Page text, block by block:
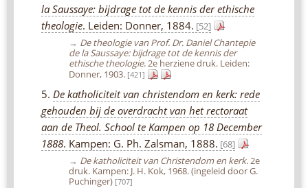
la Saussaye: bijdrage tot de kennis der ethische
theologie. Leiden: Donner, 1884. [52]
→ De theologie van Prof. Dr. Daniel Chantepie
de la Saussaye: bijdrage tot de kennis der
ethische theologie. 2e herziene druk. Leiden:
Donner, 1903. [421]
5. De katholiciteit van christendom en kerk: rede
gehouden bij de overdracht van het rectoraat
aan de Theol. School te Kampen op 18 December
1888. Kampen: G. Ph. Zalsman, 1888. [68]
→ De katholiciteit van Christendom en kerk. 2e
druk. Kampen: J. H. Kok, 1968. (ingeleid door G.
Puchinger) [707]